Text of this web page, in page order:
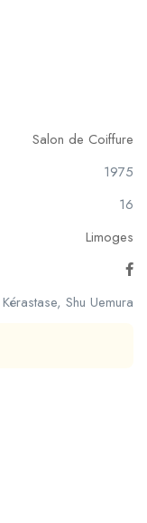
Salon de Coiffure
1975
16
Limoges
Shu Uemura